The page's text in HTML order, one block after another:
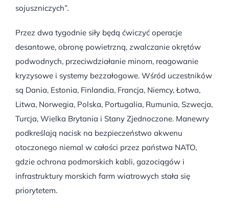
sojuszniczych”.
Przez dwa tygodnie siły będą ćwiczyć operacje
desantowe, obronę powietrzną, zwalczanie okrętów
podwodnych, przeciwdziałanie minom, reagowanie
kryzysowe i systemy bezzałogowe. Wśród uczestników
są Dania, Estonia, Finlandia, Francja, Niemcy, Łotwa,
Litwa, Norwegia, Polska, Portugalia, Rumunia, Szwecja,
Turcja, Wielka Brytania i Stany Zjednoczone. Manewry
podkreślają nacisk na bezpieczeństwo akwenu
otoczonego niemal w całości przez państwa NATO,
gdzie ochrona podmorskich kabli, gazociągów i
infrastruktury morskich farm wiatrowych stała się
priorytetem.